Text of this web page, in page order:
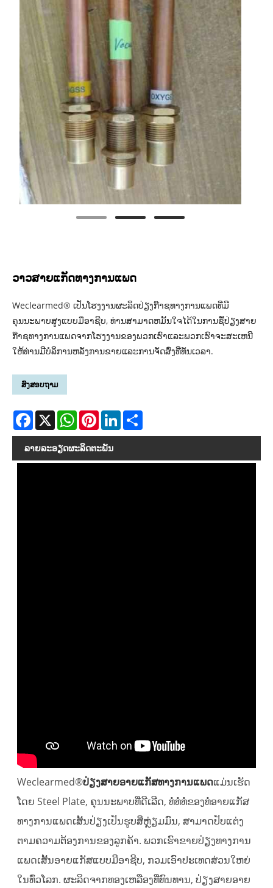
ວາວສາຍແກັດທາງການແພດ
Weclearmed® ເປັນໂຮງງານຜະລິດປ່ຽງກ໊າຊທາງການແພດທີ່ມີ
ຄຸນນະພາບສູງແບບມືອາຊີບ, ທ່ານສາມາດຫມັ້ນໃຈໄດ້ໃນການຊື້ປ່ຽງສາຍ
ກ໊າຊທາງການແພດຈາກໂຮງງານຂອງພວກເຮົາແລະພວກເຮົາຈະສະເຫນີ
ໃຫ້ທ່ານມີບໍລິການຫລັງການຂາຍແລະການຈັດສົ່ງທີ່ທັນເວລາ.
ສົ່ງສອບຖາມ
Facebook
X WhatsAppPinterestLinkedIn
ລາຍ​ລະ​ອຽດ​ຜະ​ລິດ​ຕະ​ພັນ
Weclearmed®ປ່ຽງສາຍອາຍແກັສທາງການແພດແມ່ນເຮັດ
ໂດຍ Steel Plate, ຄຸນນະພາບທີ່ດີເລີດ, ທໍ່ທໍ່ທໍ່ຂອງທໍ່ອາຍແກັສ
ທາງການແພດເສັ້ນປ່ຽງເປັນຮູບສີ່ຫຼ່ຽມມົນ, ສາມາດປັບແຕ່ງ
ຕາມຄວາມຕ້ອງການຂອງລູກຄ້າ. ພວກເຮົາຂາຍປ່ຽງທາງການ
ແພດເສັ້ນອາຍແກັສແບບມືອາຊີບ, ກວມເອົາປະເທດສ່ວນໃຫຍ່
ໃນທົ່ວໂລກ. ຜະລິດຈາກທອງເຫລືອງທີ່ທົນທານ, ປ່ຽງສາຍອາຍ